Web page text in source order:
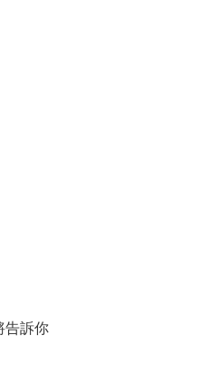
告訴你